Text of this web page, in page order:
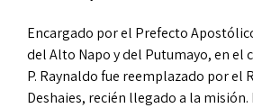
Encargado por el Prefecto
del Alto Napo y del Putumayo, en el
P. Raynaldo fue reemplazado por el
Deshaies, recién llegado a la